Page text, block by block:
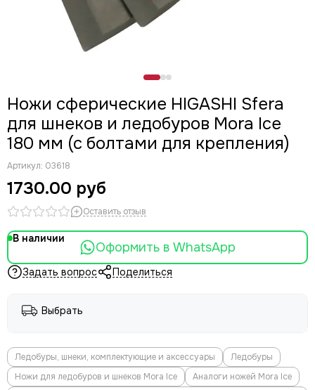
Ножи сферические HIGASHI Sfera
для шнеков и ледобуров Mora Ice
180 мм (с болтами для крепления)
Артикул: 03618
1730.00 руб
Оставить отзыв
В наличии
Оформить в WhatsApp
Задать вопрос Поделиться
Выбрать
Ледобуры, шнеки, комплектующие и аксессуары
Ледобуры
Ножи для ледобуров и шнеков Mora Ice
Аналоги ножей Mora Ice